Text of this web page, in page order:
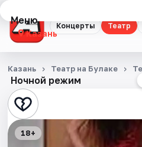
Концерты Театр
Меню
Казань
Концерты
Театр
Стендап
Ночной режим
Казань Театр на Булаке
18+